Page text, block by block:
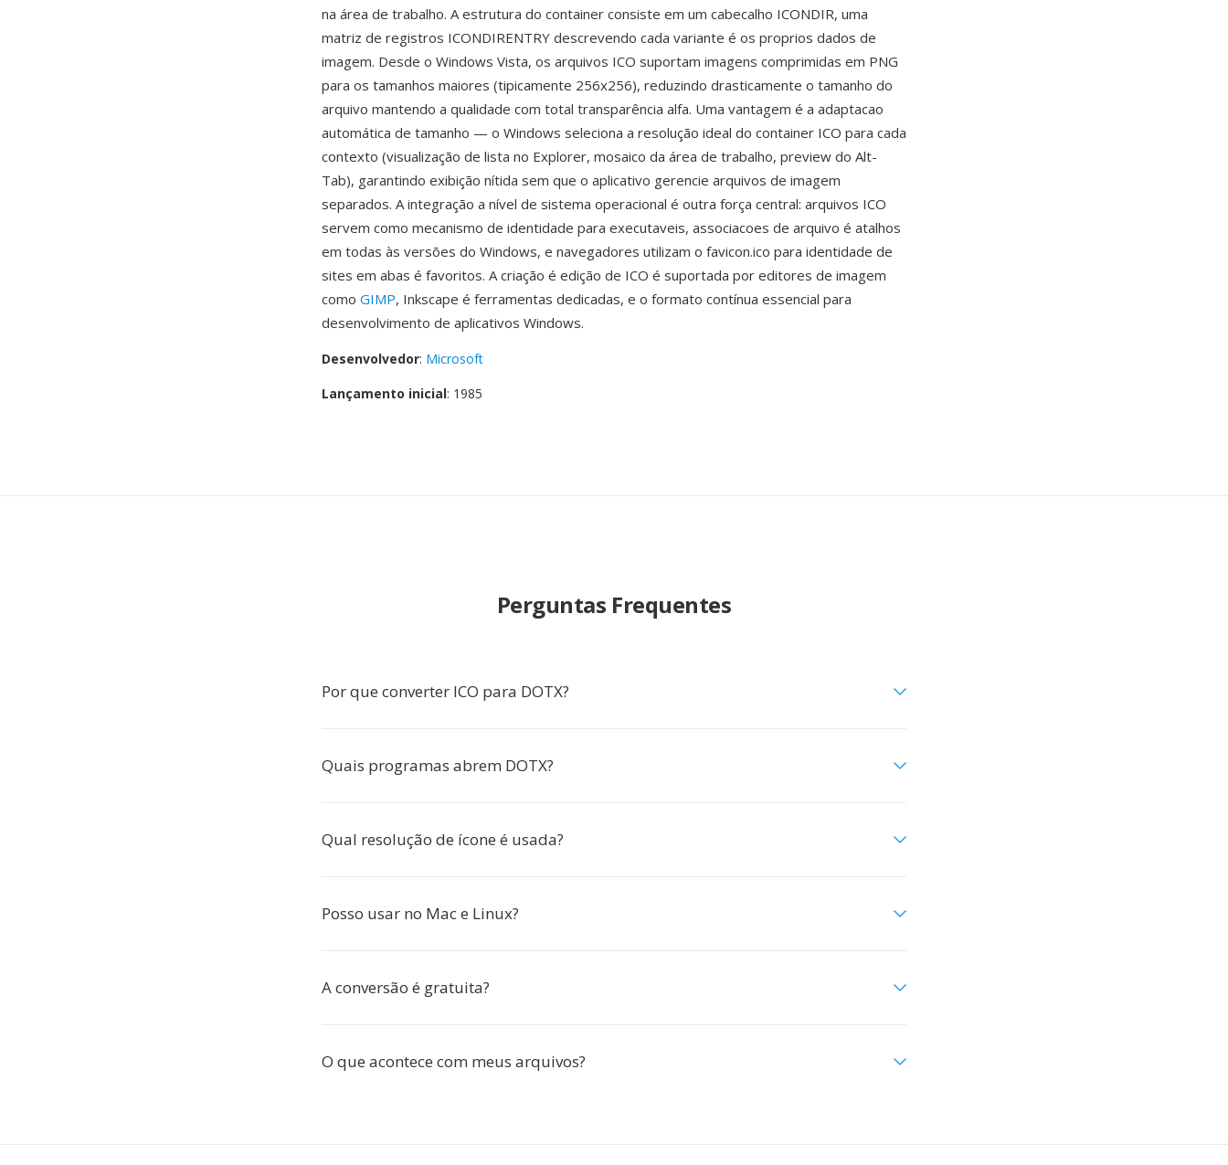
na área de trabalho. A estrutura do container consiste em um cabecalho ICONDIR, uma
matriz de registros ICONDIRENTRY descrevendo cada variante é os proprios dados de
imagem. Desde o Windows Vista, os arquivos ICO suportam imagens comprimidas em PNG
para os tamanhos maiores (tipicamente 256x256), reduzindo drasticamente o tamanho do
arquivo mantendo a qualidade com total transparência alfa. Uma vantagem é a adaptacao
automática de tamanho — o Windows seleciona a resolução ideal do container ICO para cada
contexto (visualização de lista no Explorer, mosaico da área de trabalho, preview do Alt-
Tab), garantindo exibição nítida sem que o aplicativo gerencie arquivos de imagem
separados. A integração a nível de sistema operacional é outra força central: arquivos ICO
servem como mecanismo de identidade para executaveis, associacoes de arquivo é atalhos
em todas às versões do Windows, e navegadores utilizam o favicon.ico para identidade de
sites em abas é favoritos. A criação é edição de ICO é suportada por editores de imagem
como GIMP, Inkscape é ferramentas dedicadas, e o formato contínua essencial para
desenvolvimento de aplicativos Windows.
Desenvolvedor: Microsoft
Lançamento inicial: 1985
Perguntas Frequentes
Por que converter ICO para DOTX?
Quais programas abrem DOTX?
Qual resolução de ícone é usada?
Posso usar no Mac e Linux?
A conversão é gratuita?
O que acontece com meus arquivos?